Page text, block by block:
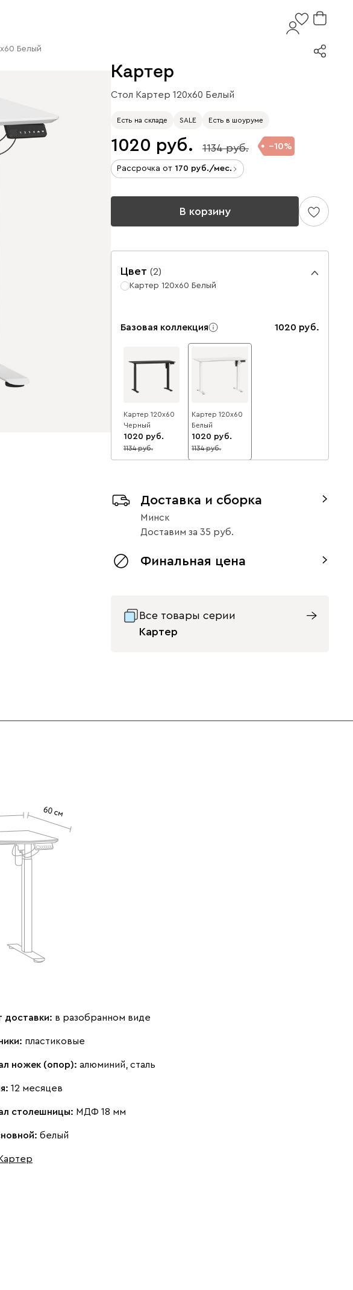
Белый
Картер
Стол Картер 120x60 Белый
Есть на складе SALE Есть в шоуруме
1020 1134 10
Рассрочка от 170 /мес.
В корзину
Цвет (2)
Картер 120x60 Белый
Базовая коллекция 1020
Картер 120x60
Черный
1020
10
1134
Картер 120x60
Белый
1020
10
1134
Доставка и сборка
Минск
Доставим за 35
Финальная цена
Все товары серии
Картер
доставки: в разобранном виде
пластиковые
ножек (опор): алюминий, сталь
12 месяцев
столешницы: МДФ 18 мм
белый
Картер